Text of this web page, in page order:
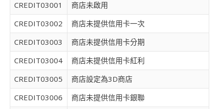
CREDIT03001
商店未啟用
CREDIT03002
商店未提供信用卡一次
CREDIT03003
商店未提供信用卡分期
CREDIT03004
商店未提供信用卡紅利
CREDIT03005
商店設定為3D商店
CREDIT03006
商店未提供信用卡銀聯